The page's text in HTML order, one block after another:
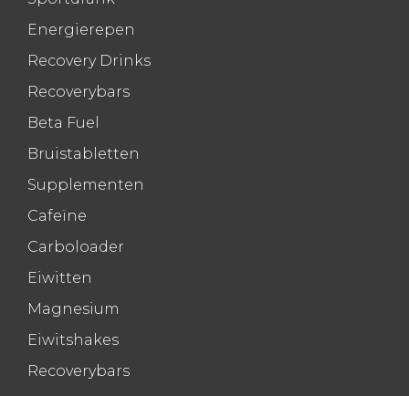
Energierepen
Recovery Drinks
Recoverybars
Beta Fuel
Bruistabletten
Supplementen
Cafeïne
Carboloader
Eiwitten
Magnesium
Eiwitshakes
Recoverybars